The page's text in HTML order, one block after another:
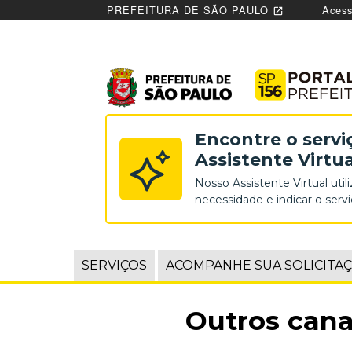
PREFEITURA DE SÃO PAULO open_in_new
Portal
de
de
Paulo
Encontre o
Assistente
Nosso Assistente Virtual
necessidade e indicar o
SERVIÇOS
OS
SOLICITADOS
ACOMPANHE SUA
Outros